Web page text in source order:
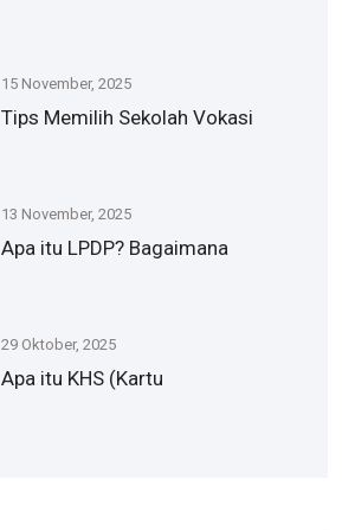
15 November, 2025
Tips Memilih Sekolah Vokasi
13 November, 2025
Apa itu LPDP? Bagaimana
29 Oktober, 2025
Apa itu KHS (Kartu